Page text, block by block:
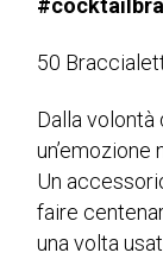
50
Dalla volontà
un’emozione
Un
faire
una volta